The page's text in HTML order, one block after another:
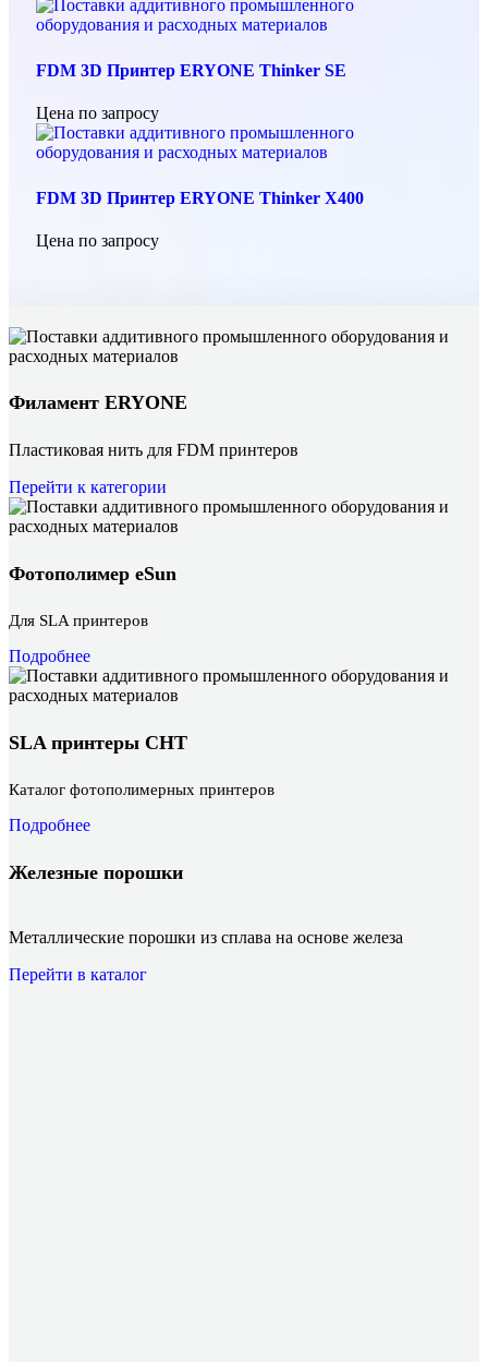
FDM 3D Принтер ERYONE Thinker SE
Цена по запросу
FDM 3D Принтер ERYONE Thinker X400
Цена по запросу
Филамент ERYONE
Пластиковая нить для FDM принтеров
Перейти к категории
Фотополимер eSun
Для SLA принтеров
Подробнее
SLA принтеры CHT
Каталог фотополимерных принтеров
Подробнее
Железные порошки
Металлические порошки из сплава на основе железа
Перейти в каталог